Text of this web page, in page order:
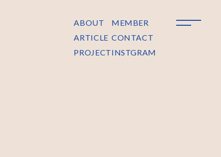
ABOUT
ARTICLE
PROJECT
MEMBER
CONTACT
INSTGRAM